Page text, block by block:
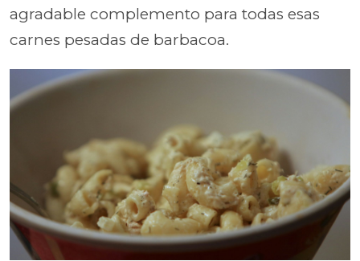
agradable complemento para todas esas
carnes pesadas de barbacoa.